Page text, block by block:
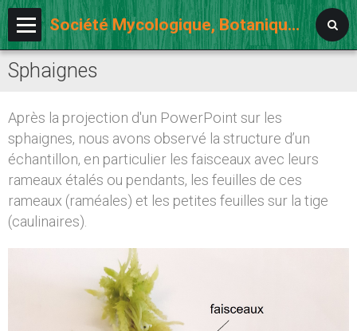
Société Mycologique, Botanique et Lichénologique d'Auvergne
Accueil
Notre agenda
Activités
Album photos
Ouvrages et sites
Sphaignes
Après la projection d'un PowerPoint sur les
sphaignes, nous avons observé la structure d’un
échantillon, en particulier les faisceaux avec leurs
rameaux étalés ou pendants, les feuilles de ces
rameaux (raméales) et les petites feuilles sur la tige
(caulinaires).